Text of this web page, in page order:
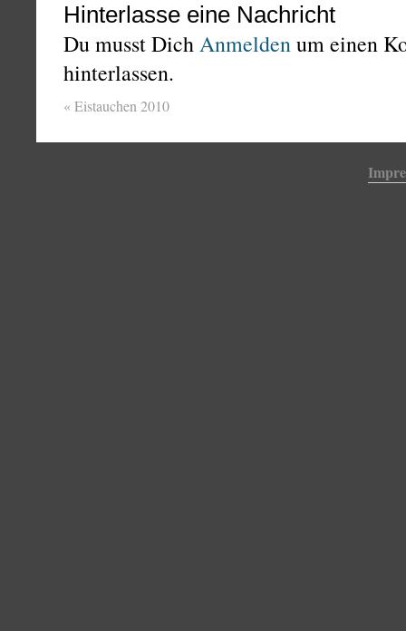
Hinterlasse eine Nachricht
Du musst DichAnmeldenum einen
hinterlassen.
«Eistauchen 2010